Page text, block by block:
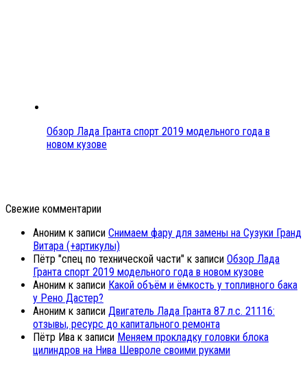
Обзор Лада Гранта спорт 2019 модельного года в
новом кузове
Свежие комментарии
Аноним к записи Снимаем фару для замены на Сузуки Гранд
Витара (+артикулы)
Пётр "спец по технической части" к записи Обзор Лада
Гранта спорт 2019 модельного года в новом кузове
Аноним к записи Какой объём и ёмкость у топливного бака
у Рено Дастер?
Аноним к записи Двигатель Лада Гранта 87 л.с. 21116:
отзывы, ресурс до капитального ремонта
Пётр Ива к записи Меняем прокладку головки блока
цилиндров на Нива Шевроле своими руками